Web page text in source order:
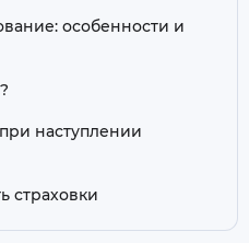
особенности и
наступлении
страховки